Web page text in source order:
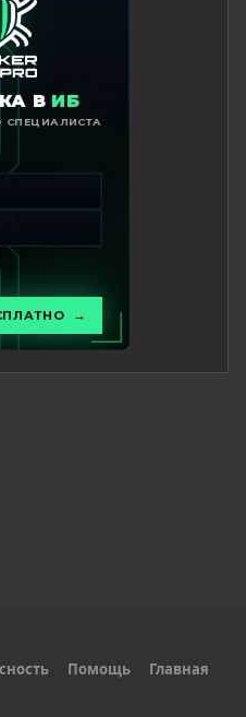
Помощь Главная